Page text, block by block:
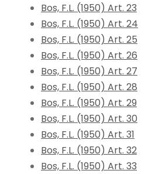
Bos, F.L. (1950) Art. 23
Bos, F.L. (1950) Art. 24
Bos, F.L. (1950) Art. 25
Bos, F.L. (1950) Art. 26
Bos, F.L. (1950) Art. 27
Bos, F.L. (1950) Art. 28
Bos, F.L. (1950) Art. 29
Bos, F.L. (1950) Art. 30
Bos, F.L. (1950) Art. 31
Bos, F.L. (1950) Art. 32
Bos, F.L. (1950) Art. 33